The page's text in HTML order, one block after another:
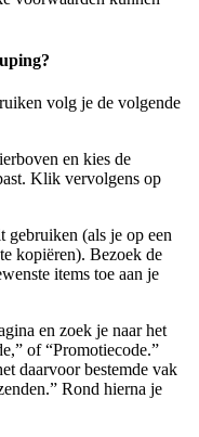
volg je de volgende
en kies de
Klik vervolgens op
(als je op een
kopiëren). Bezoek de
items toe aan je
en zoek je naar het
of “Promotiecode.”
daarvoor bestemde vak
Rond hierna je